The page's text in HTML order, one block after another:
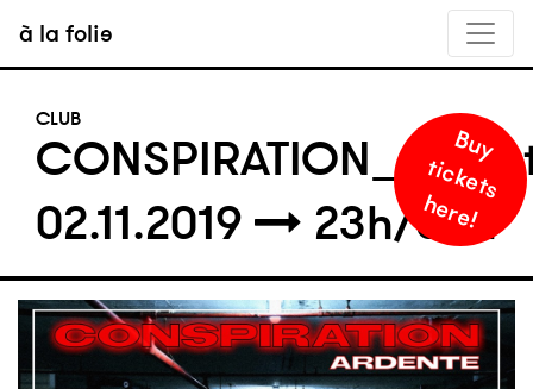
à la folie
CLUB
02.11.2019 23h/06h
B
u
y
t
i
c
k
e
t
s
h
e
r
e
!